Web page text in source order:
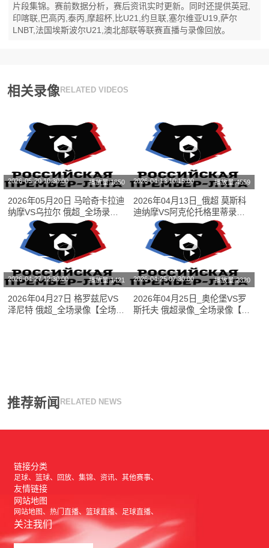
片段集锦。赛前数据分析，赛后资讯实时更新。同时还提供英冠,
印喀联,巴高丙,泰丙,摩超杯,比U21,约旦联,塞尔维亚U19,萨尔
LNBT,法国埃斯波尔U21,澳北部联等联赛直播与录像回放。
相关录像 RELATED VIDEOS
2026-05-20 10:30:00 播放量:1850
2026年05月20日 马哈奇卡拉迪
纳摩VS乌拉尔 俄超_全场录像
【视频集锦】
2026-04-13 10:15:00 播放量:4559
2026年04月13日_俄超 莫斯科
迪纳摩VS阿克伦托格里蒂录像_
全场录像【高清回放】
2026-04-27 12:30:00 播放量:1421
2026年04月27日 格罗兹尼VS
泽尼特 俄超_全场录像【全场回
2026-04-25 07:30:00 播放量:2320
2026年04月25日_奥伦堡VS罗
斯托夫 俄超录像_全场录像【高
推荐新闻 RELATED NEWS
链接分类
足球 篮球 回放 集锦 资讯 其他赛事
友情链接
网站地图
网站地图 热门直播 篮球直播 足球直播
关注我们